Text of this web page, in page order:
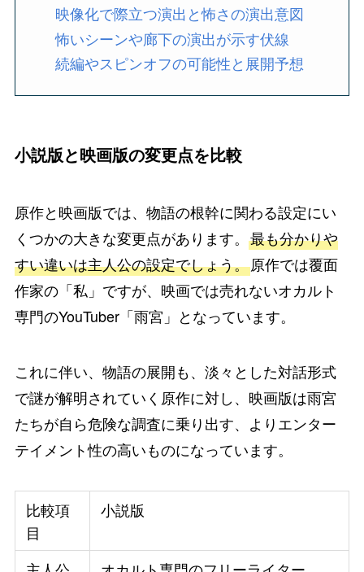
映像化で際立つ演出と怖さの演出意図
怖いシーンや廊下の演出が示す伏線
続編やスピンオフの可能性と展開予想
小説版と映画版の変更点を比較
原作と映画版では、物語の根幹に関わる設定にい
くつかの大きな変更点があります。 最も分かりや
すい違いは主人公の設定でしょう。原作では覆面
作家の「私」ですが、映画では売れないオカルト
専門のYouTuber「雨宮」となっています。
これに伴い、物語の展開も、淡々とした対話形式
で謎が解明されていく原作に対し、映画版は雨宮
たちが自ら危険な調査に乗り出す、よりエンター
テイメント性の高いものになっています。
比較項
目
小説版